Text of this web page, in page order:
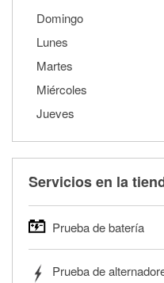
Domingo
Lunes
Martes
Miércoles
Jueves
Servicios en la
Prueba de batería
autos, camionetas, SUVs,
Prueba de